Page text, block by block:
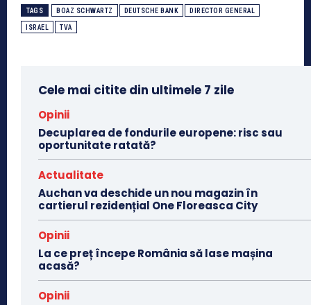
TAGS BOAZ SCHWARTZ DEUTSCHE BANK DIRECTOR GENERAL
ISRAEL TVA
Cele mai citite din ultimele 7 zile
Opinii
Decuplarea de fondurile europene: risc sau
oportunitate ratată?
Actualitate
Auchan va deschide un nou magazin în
cartierul rezidențial One Floreasca City
Opinii
La ce preț începe România să lase mașina
acasă?
Opinii